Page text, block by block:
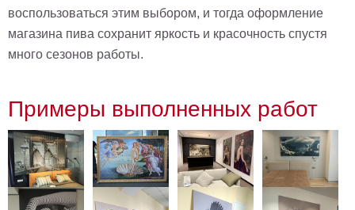
работы
воспользоваться этим выбором, и тогда оформление
магазина пива сохранит яркость и красочность спустя
много сезонов работы.
Примеры выполненных работ